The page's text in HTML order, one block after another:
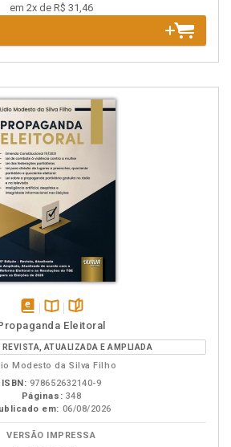
em 2x de R$ 31,46
disponível
em
eBook
Disponível
na
B.V.
páginas
Eleitoral
REVISTA, ATUALIZADA E AMPLIADA
Modesto da Silva Filho
ISBN: 978652632140-9
Páginas: 348
em: 06/08/2026
VERSÃO IMPRESSA